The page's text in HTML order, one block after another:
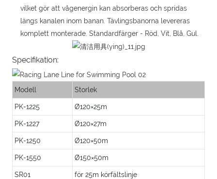
vilket gör att vågenergin kan absorberas och spridas
längs kanalen inom banan. Tävlingsbanorna levereras
komplett monterade. Standardfärger - Röd, Vit, Blå, Gul.
Specifikation:
Modell Storlek
PK-1225 Ø120×25m
PK-1227 Ø120×27m
PK-1250 Ø120×50m
PK-1550 Ø150×50m
SR01 för 25m körfältslinje